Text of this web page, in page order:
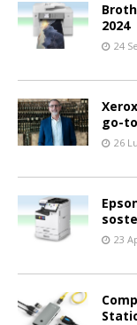
2024
24
go-
26
23